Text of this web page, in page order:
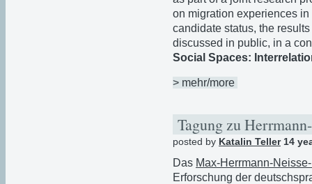
on migration experiences
candidate status, the
discussed in public, in a
Social Spaces:
> mehr/more
Tagung zu
posted by Katalin Teller14
Das Max-Herrmann-
Erforschung der